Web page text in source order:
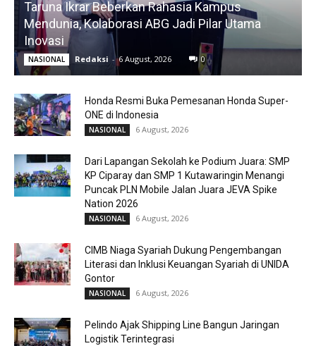
Taruna Ikrar Beberkan Rahasia Kampus
Mendunia, Kolaborasi ABG Jadi Pilar Utama
Inovasi
NASIONAL Redaksi - 6 August, 2026 0
Honda Resmi Buka Pemesanan Honda Super-
ONE di Indonesia
NASIONAL 6 August, 2026
Dari Lapangan Sekolah ke Podium Juara: SMP
KP Ciparay dan SMP 1 Kutawaringin Menangi
Puncak PLN Mobile Jalan Juara JEVA Spike
Nation 2026
NASIONAL 6 August, 2026
CIMB Niaga Syariah Dukung Pengembangan
Literasi dan Inklusi Keuangan Syariah di UNIDA
Gontor
NASIONAL 6 August, 2026
Pelindo Ajak Shipping Line Bangun Jaringan
Logistik Terintegrasi